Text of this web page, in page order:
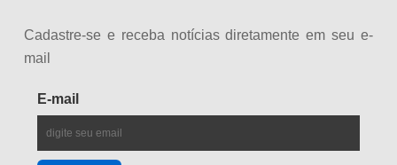
Cadastre-se e receba notícias diretamente em seu e-
mail
E-mail